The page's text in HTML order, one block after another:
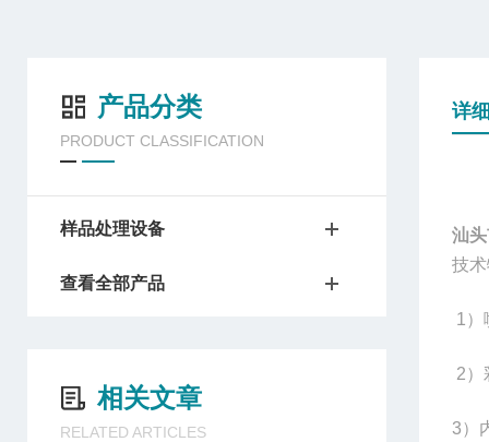
产品分类
PRODUCT CLASSIFICATION
样品处理设备
查看全部产品
相关文章
RELATED ARTICLES
详
汕
技
1 ）
2）
3）